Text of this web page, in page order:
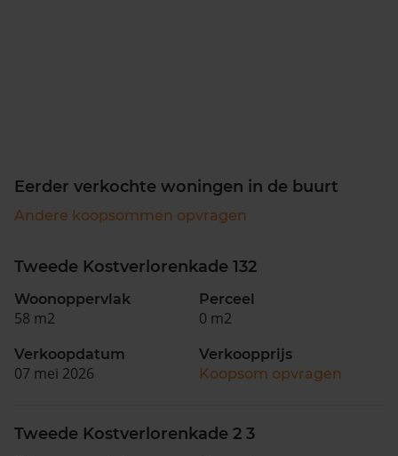
Eerder verkochte woningen in de buurt
Andere koopsommen opvragen
Tweede Kostverlorenkade 132
Woonoppervlak
58 m2
Perceel
0 m2
Verkoopdatum
07 mei 2026
Verkoopprijs
Koopsom opvragen
Tweede Kostverlorenkade 2 3